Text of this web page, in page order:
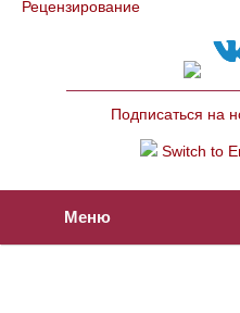
Рецензирование
Подписаться на
Switch to
Меню